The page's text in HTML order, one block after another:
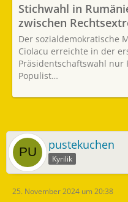
Stichwahl in
zwischen
Konservativer
Der sozialdemokratische
Ciolacu erreichte in der
Präsidentschaftswahl nur
Populist…
pustekuchen
Kyrilik
25. November 2024 um 20:38